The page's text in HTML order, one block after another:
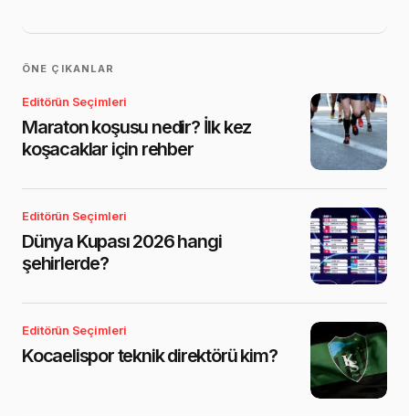
ÖNE ÇIKANLAR
Editörün Seçimleri
Maraton koşusu nedir? İlk kez
koşacaklar için rehber
Editörün Seçimleri
Dünya Kupası 2026 hangi
şehirlerde?
Editörün Seçimleri
Kocaelispor teknik direktörü kim?